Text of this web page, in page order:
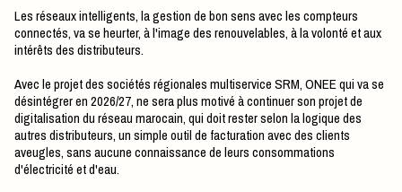
Les réseaux intelligents, la gestion de bon sens avec les compteurs
connectés, va se heurter, à l'image des renouvelables, à la volonté et aux
intérêts des distributeurs.
Avec le projet des sociétés régionales multiservice SRM, ONEE qui va se
désintégrer en 2026/27, ne sera plus motivé à continuer son projet de
digitalisation du réseau marocain, qui doit rester selon la logique des
autres distributeurs, un simple outil de facturation avec des clients
aveugles, sans aucune connaissance de leurs consommations
d'électricité et d'eau.